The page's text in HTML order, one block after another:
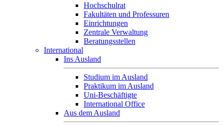
Hochschulrat
Fakultäten und Professuren
Einrichtungen
Zentrale Verwaltung
Beratungsstellen
International
Ins Ausland
Studium im Ausland
Praktikum im Ausland
Uni-Beschäftigte
International Office
Aus dem Ausland